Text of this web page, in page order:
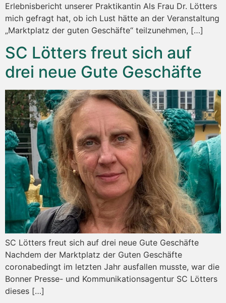
Erlebnisbericht unserer Praktikantin Als Frau Dr. Lötters
mich gefragt hat, ob ich Lust hätte an der Veranstaltung
„Marktplatz der guten Geschäfte“ teilzunehmen, […]
SC Lötters freut sich auf
drei neue Gute Geschäfte
SC Lötters freut sich auf drei neue Gute Geschäfte
Nachdem der Marktplatz der Guten Geschäfte
coronabedingt im letzten Jahr ausfallen musste, war die
Bonner Presse- und Kommunikationsagentur SC Lötters
dieses […]